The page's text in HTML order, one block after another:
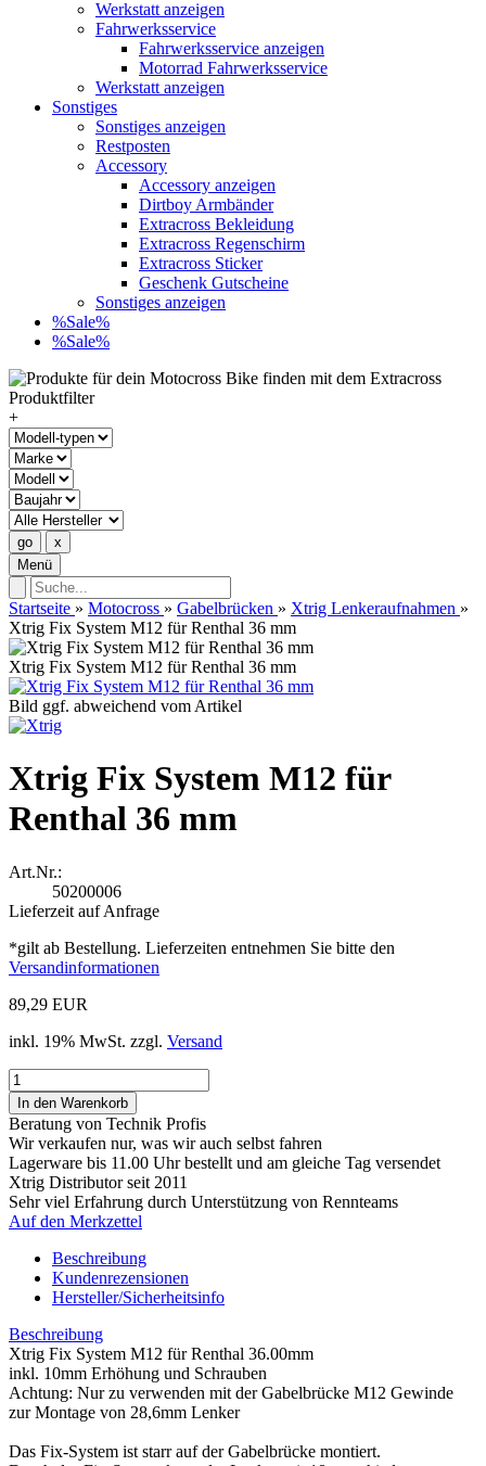
Werkstatt anzeigen
Fahrwerksservice
Fahrwerksservice anzeigen
Motorrad Fahrwerksservice
Werkstatt anzeigen
Sonstiges
Sonstiges anzeigen
Restposten
Accessory
Accessory anzeigen
Dirtboy Armbänder
Extracross Bekleidung
Extracross Regenschirm
Extracross Sticker
Geschenk Gutscheine
Sonstiges anzeigen
%Sale%
%Sale%
+
Menü
Startseite » Motocross » Gabelbrücken » Xtrig Lenkeraufnahmen »
Xtrig Fix System M12 für Renthal 36 mm
Xtrig Fix System M12 für Renthal 36 mm
Bild ggf. abweichend vom Artikel
Xtrig Fix System M12 für
Renthal 36 mm
Art.Nr.:
50200006
Lieferzeit auf Anfrage
*gilt ab Bestellung. Lieferzeiten entnehmen Sie bitte den
Versandinformationen
89,29 EUR
inkl. 19% MwSt. zzgl. Versand
Beratung von Technik Profis
Wir verkaufen nur, was wir auch selbst fahren
Lagerware bis 11.00 Uhr bestellt und am gleiche Tag versendet
Xtrig Distributor seit 2011
Sehr viel Erfahrung durch Unterstützung von Rennteams
Auf den Merkzettel
Beschreibung
Kundenrezensionen
Hersteller/Sicherheitsinfo
Beschreibung
Xtrig Fix System M12 für Renthal 36.00mm
inkl. 10mm Erhöhung und Schrauben
Achtung: Nur zu verwenden mit der Gabelbrücke M12 Gewinde
zur Montage von 28,6mm Lenker
Das Fix-System ist starr auf der Gabelbrücke montiert.